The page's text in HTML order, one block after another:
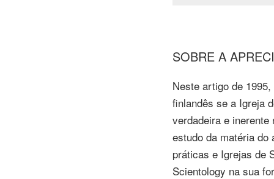
SOBRE A
Neste artigode 1995,
finlandês se a Igreja
verdadeira e
estudo da matéria do
práticas e Igrejas de
Scientology na sua